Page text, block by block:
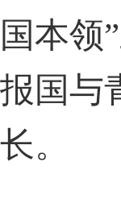
国本领
报国与
长。